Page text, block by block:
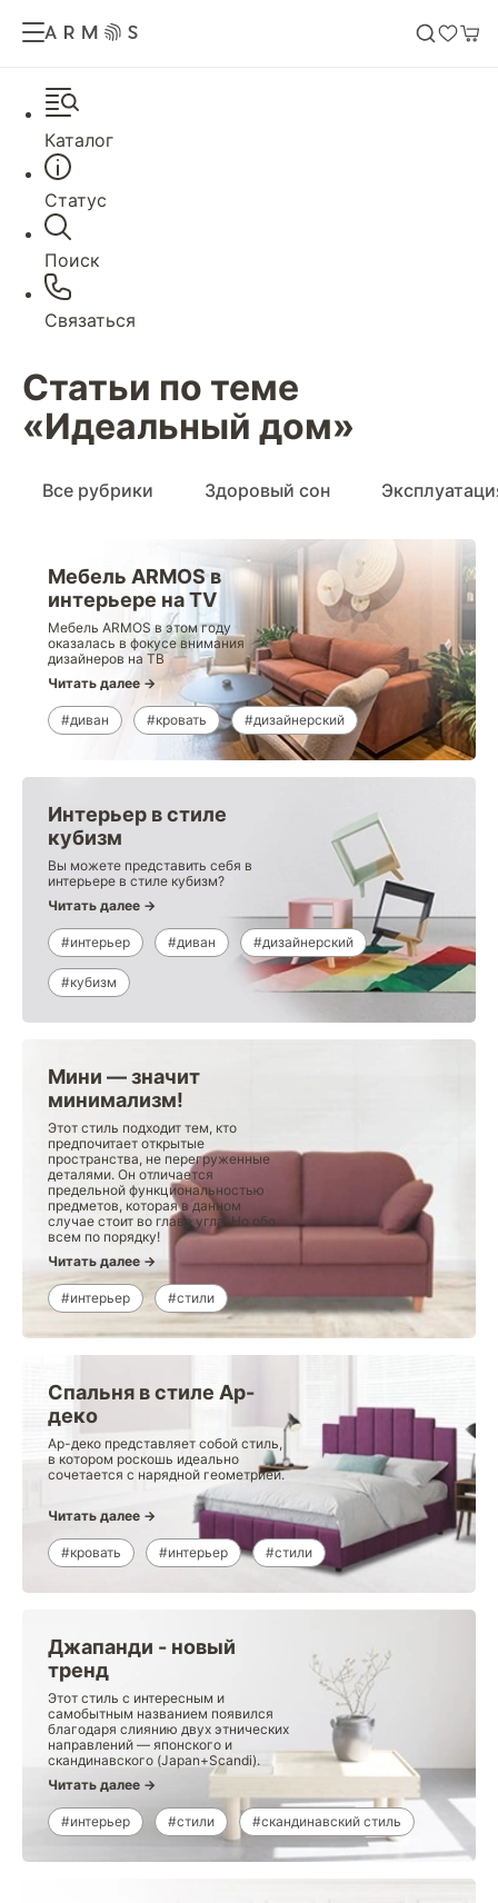
Каталог
Статус
Поиск
Связаться
Статьи по теме
«Идеальный дом»
Все рубрики Здоровый сон
Мебель ARMOS в
интерьере на ТV
Мебель ARMOS в этом году
оказалась в фокусе внимания
дизайнеров на ТВ
Читать далее →
#диван #кровать #дизайнерский
Интерьер в стиле
кубизм
Вы можете представить себя в
интерьере в стиле кубизм?
Читать далее →
#интерьер #диван #дизайнерский
#кубизм
Мини — значит
минимализм!
Этот стиль подходит тем, кто
предпочитает открытые
пространства, не перегруженные
деталями. Он отличается
предельной функциональностью
предметов, которая в данном
случае стоит во главе угла. Но обо
всем по порядку!
Читать далее →
#интерьер #стили
Спальня в стиле Ар-
деко
Ар-деко представляет собой стиль,
в котором роскошь идеально
сочетается с нарядной геометрией.
Читать далее →
#кровать #интерьер #стили
Джапанди - новый
тренд
Этот стиль с интересным и
самобытным названием появился
благодаря слиянию двух этнических
направлений — японского и
скандинавского (Japan+Scandi).
Читать далее →
#интерьер #стили #скандинавский стиль